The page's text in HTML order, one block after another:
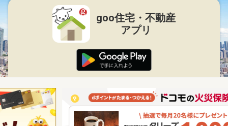
goo住宅・不動産
アプリ